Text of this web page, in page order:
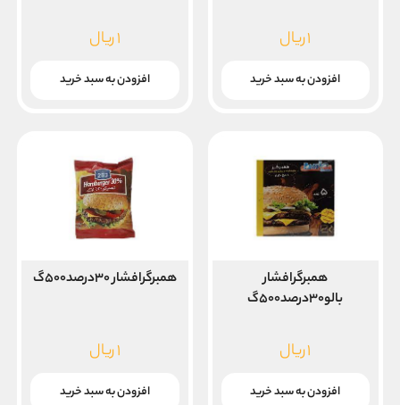
۱ریال
افزودن به سبد خرید
۱ریال
افزودن به سبد خرید
همبرگرافشار
بالو۳۰درصد۵۰۰گ
۱ریال
افزودن به سبد خرید
همبرگرافشار ۳۰درصد۵۰۰گ
۱ریال
افزودن به سبد خرید